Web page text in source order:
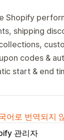
Shopify
shipping
codes &
start & end
어로 번역되지
관리자